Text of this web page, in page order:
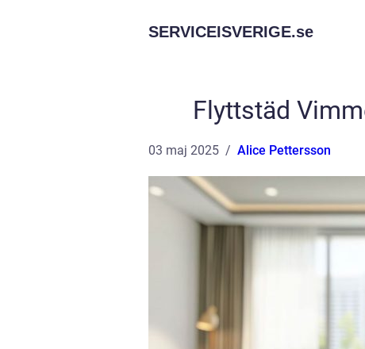
SERVICEISVERIGE.se
Flyttstäd
03 maj 2025 Alice Pettersson